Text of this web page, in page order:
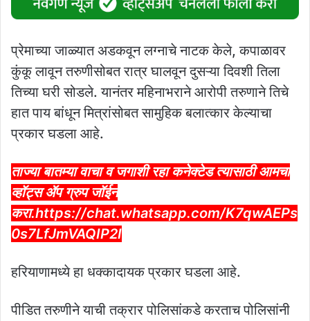
प्रेमाच्या जाळ्यात अडकवून लग्नाचे नाटक केले, कपाळावर
कुंकू लावून तरुणीसोबत रात्र घालवून दुसऱ्या दिवशी तिला
तिच्या घरी सोडले. यानंतर महिनाभराने आरोपी तरुणाने तिचे
हात पाय बांधून मित्रांसोबत सामुहिक बलात्कार केल्याचा
प्रकार घडला आहे.
ताज्या बातम्या वाचा व जगाशी रहा कनेक्टेड त्यासाठी आमचा
व्हॉट्स ॲप ग्रुप जॉईन
करा.https://chat.whatsapp.com/K7qwAEPs
0s7LfJmVAQIP2I
हरियाणामध्ये हा धक्कादायक प्रकार घडला आहे.
पीडित तरुणीने याची तक्रार पोलिसांकडे करताच पोलिसांनी